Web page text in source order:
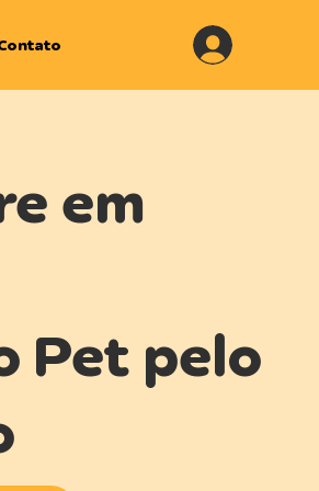
em
Pet pelo